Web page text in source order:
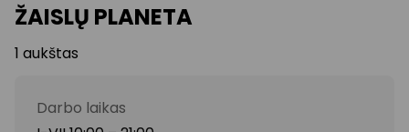
ŽAISLŲ PLANETA
1 aukštas
Darbo laikas